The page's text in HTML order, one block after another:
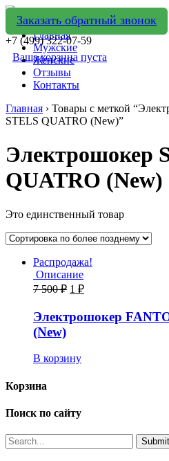
Заказать обратный звонок
+7 (499) 322-07-59
Ваша корзина пуста
Главная
Мужские
Женские
Отзывы
Контакты
Главная › Товары с меткой
STELS QUATRO (New)”
Электрошокер
QUATRO (New)
Это единственный товар
Распродажа!
Описание
7 500₽ 1 ₽
Электрошокер
(New)
В корзину
Корзина
Поиск по сайту